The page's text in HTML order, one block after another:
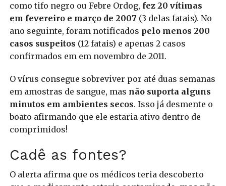
como tifo negro ou Febre Ordog, fez 20 vítimas
em fevereiro e março de 2007 (3 delas fatais). No
ano seguinte, foram notificados pelo menos 200
casos suspeitos (12 fatais) e apenas 2 casos
confirmados em em novembro de 2011.
O vírus consegue sobreviver por até duas semanas
em amostras de sangue, mas não suporta alguns
minutos em ambientes secos. Isso já desmente o
boato afirmando que ele estaria ativo dentro de
comprimidos!
Cadê as fontes?
O alerta afirma que os médicos teria descoberto